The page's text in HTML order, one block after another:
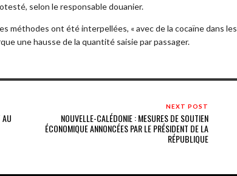
selon le responsable douanier.
méthodes ont été interpellées, « avec de la cocaïne dans les
une hausse de la quantité saisie par passager.
AU
NEXT POST
NOUVELLE-CALÉDONIE : MESURES DE SOUTIEN
ÉCONOMIQUE ANNONCÉES PAR LE PRÉSIDENT DE LA
RÉPUBLIQUE